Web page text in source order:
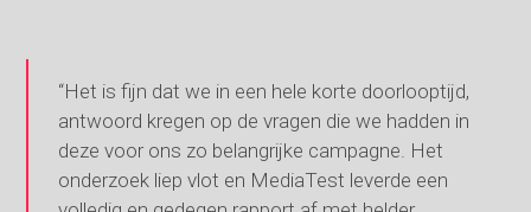
“Het is fijn dat we in een hele korte doorlooptijd,
antwoord kregen op de vragen die we hadden in
deze voor ons zo belangrijke campagne. Het
onderzoek liep vlot en MediaTest leverde een